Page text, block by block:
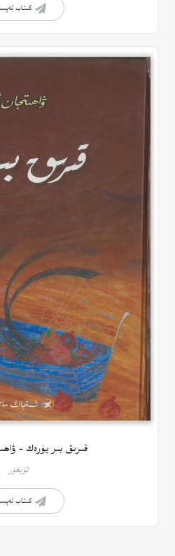
كىتاب
قىرىق بىر يۈرەك –
ئۇيغۇر
كىتاب